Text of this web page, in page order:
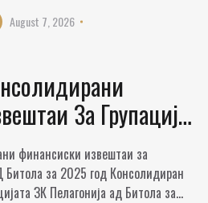
August 7, 2026
За Групација
Битола За 2025
финансиски извештаи за
Битола за 2025 год Консолидиран
ЗК Пелагонија ад Битола за